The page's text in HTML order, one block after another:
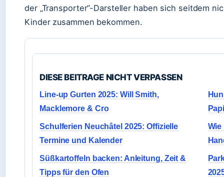
der „Transporter”-Darsteller haben sich seitdem
Kinder zusammen bekommen.
DIESE BEITRAGE NICHT VERPASSEN
Line-up Gurten 2025: Will Smith,
Macklemore & Cro
Schulferien Neuchâtel 2025: Offizielle
Termine und Kalender
Wie
Süßkartoffeln backen: Anleitung, Zeit &
Tipps für den Ofen